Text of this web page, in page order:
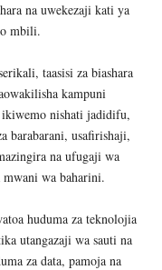
na uwekezaji kati ya
mbili.
taasisi za biashara
kampuni
nishati jadidifu,
barabarani, usafirishaji,
na ufugaji wa
wa baharini.
huduma za teknolojia
utangazaji wa sauti na
za data, pamoja na